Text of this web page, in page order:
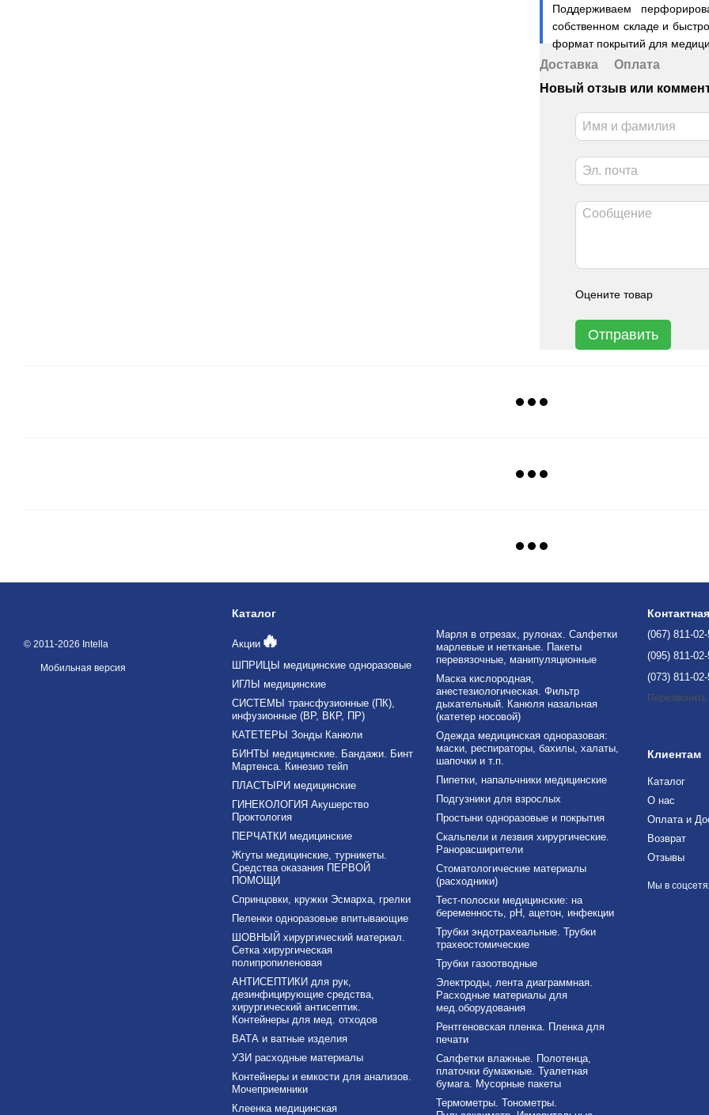
Поддерживаем
собственном складе и
формат покрытий для
Доставка
Оплата
Новый отзыв или
Оцените товар
Отправить
© 2011-2026 Intella
Мобильная версия
Каталог
Акции🔥
ШПРИЦЫ медицинские одноразовые
ИГЛЫ медицинские
СИСТЕМЫ трансфузионные (ПК),
инфузионные (ВР, ВКР, ПР)
КАТЕТЕРЫ Зонды Канюли
БИНТЫ медицинские. Бандажи. Бинт
Мартенса. Кинезио тейп
ПЛАСТЫРИ медицинские
ГИНЕКОЛОГИЯ Акушерство
Проктология
ПЕРЧАТКИ медицинские
Жгуты медицинские, турникеты.
Средства оказания ПЕРВОЙ
ПОМОЩИ
Спринцовки, кружки Эсмарха, грелки
Пеленки одноразовые впитывающие
ШОВНЫЙ хирургический материал.
Сетка хирургическая
полипропиленовая
АНТИСЕПТИКИ для рук,
дезинфицирующие средства,
хирургический антисептик.
Контейнеры для мед. отходов
ВАТА и ватные изделия
УЗИ расходные материалы
Контейнеры и емкости для анализов.
Мочеприемники
Клеенка медицинская
Марля в отрезах, рулонах. Салфетки
марлевые и нетканые. Пакеты
перевязочные, манипуляционные
Маска кислородная,
анестезиологическая. Фильтр
дыхательный. Канюля назальная
(катетер носовой)
Одежда медицинская одноразовая:
маски, респираторы, бахилы, халаты,
шапочки и т.п.
Пипетки, напальчники медицинские
Подгузники для взрослых
Простыни одноразовые и покрытия
Скальпели и лезвия хирургические.
Ранорасширители
Стоматологические материалы
(расходники)
Тест-полоски медицинские: на
беременность, рН, ацетон, инфекции
Трубки эндотрахеальные. Трубки
трахеостомические
Трубки газоотводные
Электроды, лента диаграммная.
Расходные материалы для
мед.оборудования
Рентгеновская пленка. Пленка для
печати
Салфетки влажные. Полотенца,
платочки бумажные. Туалетная
бумага. Мусорные пакеты
Термометры. Тонометры.
(067) 811-
(095) 811-
(073) 811-
Перезвонить
Клиентам
Каталог
О нас
Оплата и
Возврат
Отзывы
Мы в